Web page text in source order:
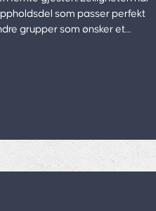
som passer perfekt
grupper som ønsker et